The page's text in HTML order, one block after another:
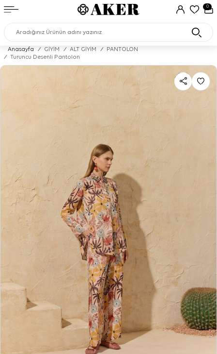
0
Anasayfa / GİYİM / ALT GİYİM /
PANTOLON
/
Turuncu Desenli Pantolon